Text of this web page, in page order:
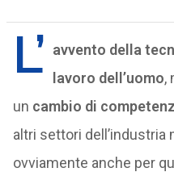
L’ avvento della
lavoro dell’uomo,
un cambio di
altri settori dell’industria
ovviamente anche per